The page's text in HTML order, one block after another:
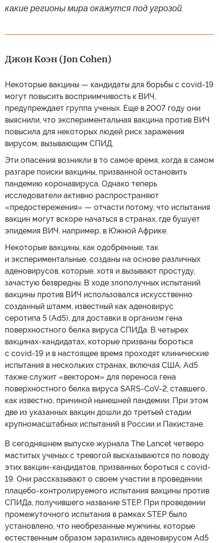
какие регионы мира окажутся под угрозой.
Джон Коэн (Jon Cohen)
Некоторые вакцины — кандидаты для борьбы с covid-19
могут повысить восприимчивость к ВИЧ,
предупреждает группа ученых. Еще в 2007 году они
выяснили, что экспериментальная вакцина против ВИЧ
повысила для некоторых людей риск заражения
вирусом, вызывающим СПИД.
Эти опасения возникли в то самое время, когда в самом
разгаре поиски вакцины, призванной остановить
пандемию коронавируса. Однако теперь
исследователи активно распространяют
«предостережения» — отчасти потому, что испытания
вакцин могут вскоре начаться в странах, где бушует
эпидемия ВИЧ, например, в Южной Африке.
Некоторые вакцины, как одобренные, так
и экспериментальные, созданы на основе различных
аденовирусов, которые, хотя и вызывают простуду,
зачастую безвредны. В ходе злополучных испытаний
вакцины против ВИЧ использовался искусственно
созданный штамм, известный как аденовирус
серотипа 5 (Ad5), для доставки в организм гена
поверхностного белка вируса СПИДа. В четырех
вакцинах-кандидатах, которые призваны бороться
с covid-19 и в настоящее время проходят клинические
испытания в нескольких странах, включая США, Ad5
также служит «вектором» для переноса гена
поверхностного белка вируса SARS-CoV-2, ставшего,
как известно, причиной нынешней пандемии. При этом
две из указанных вакцин дошли до третьей стадии
крупномасштабных испытаний в России и Пакистане.
В сегодняшнем выпуске журнала The Lancet четверо
маститых ученых с тревогой высказываются по поводу
этих вакцин-кандидатов, призванных бороться с covid-
19. Они рассказывают о своем участии в проведении
плацебо-контролируемого испытания вакцины против
СПИДа, получившего название STEP. При проведении
промежуточного испытания в рамках STEP было
установлено, что необрезанные мужчины, которые
естественным образом заразились аденовирусом Ad5